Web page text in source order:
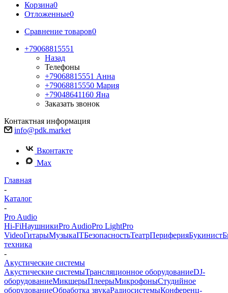
Корзина0
Отложенные0
Сравнение товаров0
+79068815551
Назад
Телефоны
+79068815551 Анна
+79068815550 Мария
+79048641160 Яна
Заказать звонок
Контактная информация
info@pdk.market
Вконтакте
Max
Главная
-
Каталог
-
Pro Audio
Hi-FiНаушникиPro AudioPro LightPro
VideoГитарыМузыкаITБезопасностьТеатрПериферияБукинист
техника
-
Акустические системы
Акустические системыТрансляционное оборудованиеDJ-
оборудованиеМикшерыПлеерыМикрофоныСтудийное
оборудованиеОбработка звукаРадиосистемыКонференц-